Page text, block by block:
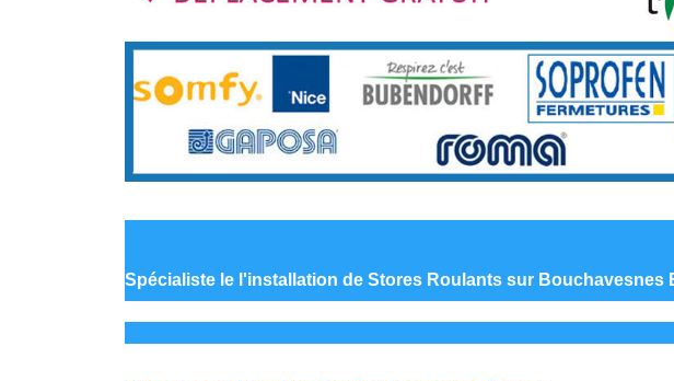
Spécialiste le l'installation de Stores Roulants sur Bouchavesnes